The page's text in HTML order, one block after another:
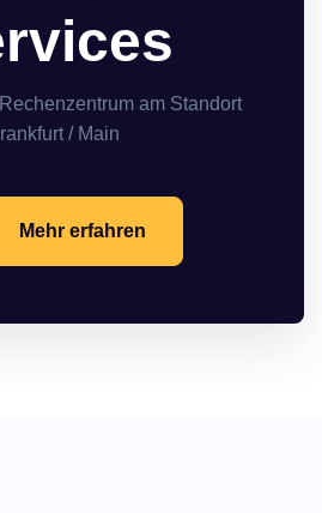
am Standort
/ Main
Mehr erfahren